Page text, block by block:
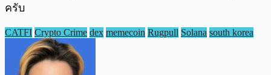
ครับ
CATFI Crypto Crime dex memecoin Rugpull Solana south korea